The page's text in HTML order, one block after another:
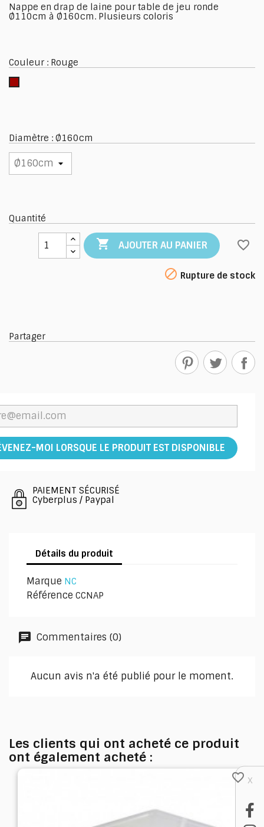
Nappe en drap de laine pour table de jeu ronde
Ø110cm à Ø160cm. Plusieurs coloris
Couleur : Rouge
Diamètre : Ø160cm
Quantité
 AJOUTER AU PANIER favorite_border
 Rupture de stock
Partager
MOI LORSQUE LE PRODUIT EST DISPONIBLE
PAIEMENT SÉCURISÉ
Cyberplus / Paypal
Détails du produit
Marque NC
Référence CCNAP
Commentaires (0)
Aucun avis n'a été publié pour le moment.
Les clients qui ont acheté ce produit
ont également acheté :
favorite_border X